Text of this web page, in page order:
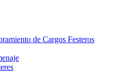
de Cargos Festeros